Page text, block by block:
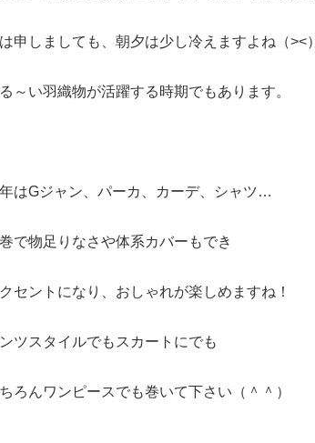
申しましても、朝夕は少し冷えますよね（><）
～い羽織物が活躍する時期でもあります。
はGジャン、パーカ、カーデ、シャツ…
で物足りなさや体系カバーもでき
セントになり、おしゃれが楽しめますね！
ツスタイルでもスカートにでも
ろんワンピースでも巻いて下さい（＾＾）